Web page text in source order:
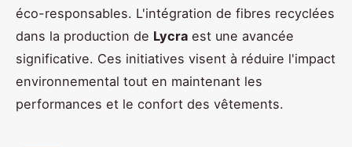
éco-responsables. L'intégration de fibres recyclées
dans la production de Lycra est une avancée
significative. Ces initiatives visent à réduire l'impact
environnemental tout en maintenant les
performances et le confort des vêtements.